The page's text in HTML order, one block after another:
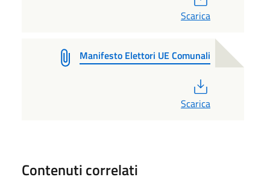
Scarica
Manifesto Elettori UE Comunali
Scarica
Contenuti correlati